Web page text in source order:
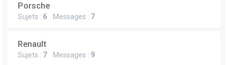
Porsche
Sujets : 6 Messages : 7
Renault
Sujets : 7Messages : 9